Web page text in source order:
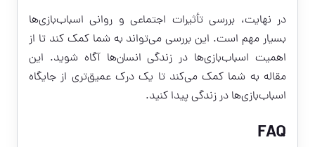
در نهایت، بررسی تأثیرات اجتماعی و روانی اسباب‌بازی‌ها
بسیار مهم است. این بررسی می‌تواند به شما کمک کند تا از
اهمیت اسباب‌بازی‌ها در زندگی انسان‌ها آگاه شوید. این
مقاله به شما کمک می‌کند تا یک درک عمیق‌تری از جایگاه
اسباب‌بازی‌ها در زندگی پیدا کنید.
FAQ